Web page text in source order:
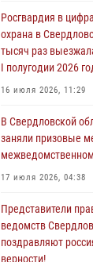
телекомпании
30 июля 2026, 11:33
В Свердловской
призерами
29 июля 2026, 12:30
Православные
росгвардейцев в
Свердловские
медали на
Росгвардия в
охрана в
тысяч раз
I полугодии 2026
16 июля 2026, 11:29
В Свердловской
заняли призовые
17 июля 2026, 04:38
Представители
ведомств
поздравляют
верности!